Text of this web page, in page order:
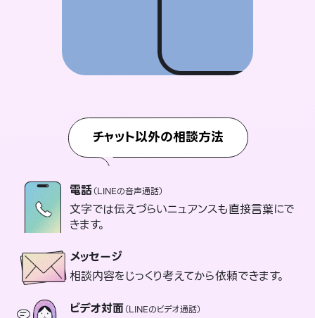
チャット以外の相談方法
電話（LINEの音声通話）
文字では伝えづらいニュアンスも直接言葉にで
きます。
メッセージ
相談内容をじっくり考えてから依頼できます。
ビデオ対面（LINEのビデオ通話）